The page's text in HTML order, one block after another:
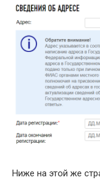
Ниже на этой же